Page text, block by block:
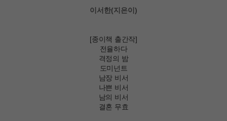
이서한(지은이)
[종이책 출간작]
전율하다
격정의 밤
도미넌트
남장 비서
나쁜 비서
남의 비서
결혼 무효